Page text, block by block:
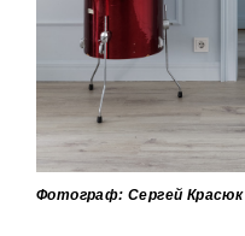
Фотограф: Сергей Красюк